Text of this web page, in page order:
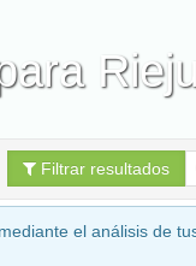
Filtrar resultados
el análisis de